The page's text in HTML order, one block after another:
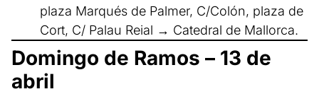
plaza Marqués de Palmer, C/Colón, plaza de
Cort, C/ Palau Reial → Catedral de Mallorca.
Domingo de Ramos – 13 de
abril